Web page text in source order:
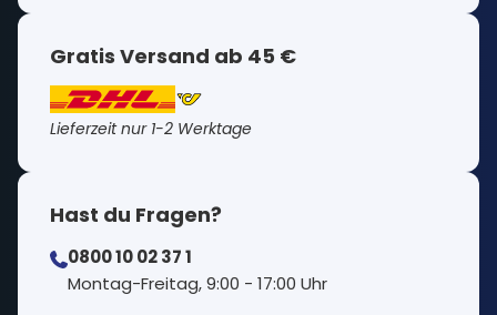
Gratis Versand ab 45 €
Lieferzeit nur 1-2 Werktage
Hast du Fragen?
0800 10 02 37 1
⁠Montag-Freitag, 9:00 - 17:00 Uhr